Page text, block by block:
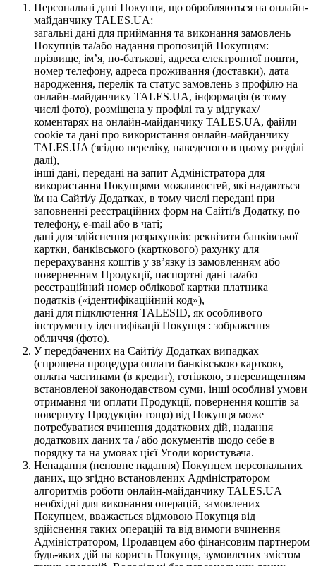
Персональні дані Покупця, що обробляються на онлайн-
майданчику TALES.UA:
загальні дані для приймання та виконання замовлень
Покупців та/або надання пропозицій Покупцям:
прізвище, ім’я, по-батькові, адреса електронної пошти,
номер телефону, адреса проживання (доставки), дата
народження, перелік та статус замовлень з профілю на
онлайн-майданчику TALES.UA, інформація (в тому
числі фото), розміщена у профілі та у відгуках/
коментарях на онлайн-майданчику TALES.UA, файли
cookie та дані про використання онлайн-майданчику
TALES.UA (згідно переліку, наведеного в цьому розділі
далі),
інші дані, передані на запит Адміністратора для
використання Покупцями можливостей, які надаються
їм на Сайті/у Додатках, в тому числі передані при
заповненні реєстраційних форм на Сайті/в Додатку, по
телефону, e-mail або в чаті;
дані для здійснення розрахунків: реквізити банківської
картки, банківського (карткового) рахунку для
перерахування коштів у зв’язку із замовленням або
поверненням Продукції, паспортні дані та/або
реєстраційний номер облікової картки платника
податків («ідентифікаційний код»),
дані для підключення TALESID, як особливого
інструменту ідентифікації Покупця : зображення
обличчя (фото).
У передбачених на Сайті/у Додатках випадках
(спрощена процедура оплати банківською карткою,
оплата частинами (в кредит), готівкою, з перевищенням
встановленої законодавством суми, інші особливі умови
отримання чи оплати Продукції, повернення коштів за
повернуту Продукцію тощо) від Покупця може
потребуватися вчинення додаткових дій, надання
додаткових даних та / або документів щодо себе в
порядку та на умовах цієї Угоди користувача.
Ненадання (неповне надання) Покупцем персональних
даних, що згідно встановлених Адміністратором
алгоритмів роботи онлайн-майданчику TALES.UA
необхідні для виконання операцій, замовлених
Покупцем, вважається відмовою Покупця від
здійснення таких операцій та від вимоги вчинення
Адміністратором, Продавцем або фінансовим партнером
будь-яких дій на користь Покупця, зумовлених змістом